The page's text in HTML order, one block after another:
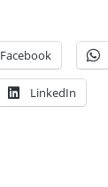
Facebook
LinkedIn